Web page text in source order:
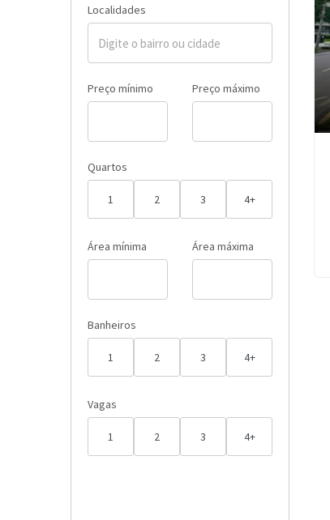
Localidades
Preço mínimo Preço máximo
Quartos
1 2 3 4+
Área mínima Área máxima
Banheiros
1 2 3 4+
Vagas
1 2 3 4+